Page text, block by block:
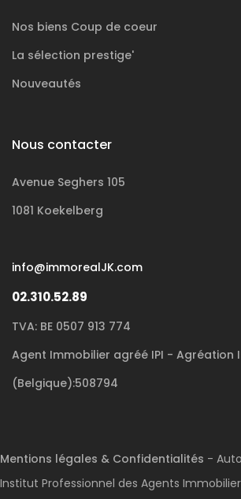
Nos biens Coup de coeur
La sélection prestige'
Nouveautés
Nous contacter
Avenue Seghers 105
1081 Koekelberg
info@immorealJK.com
02.310.52.89
TVA: BE 0507 913 774
Agent Immobilier agréé IPI - Agréation
(Belgique):508794
Mentions légales & Confidentialités -
Institut Professionnel des Agents